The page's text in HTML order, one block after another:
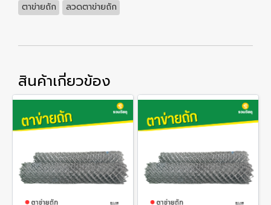
ตาข่ายถัก ลวดตาข่ายถัก
สินค้าเกี่ยวข้อง